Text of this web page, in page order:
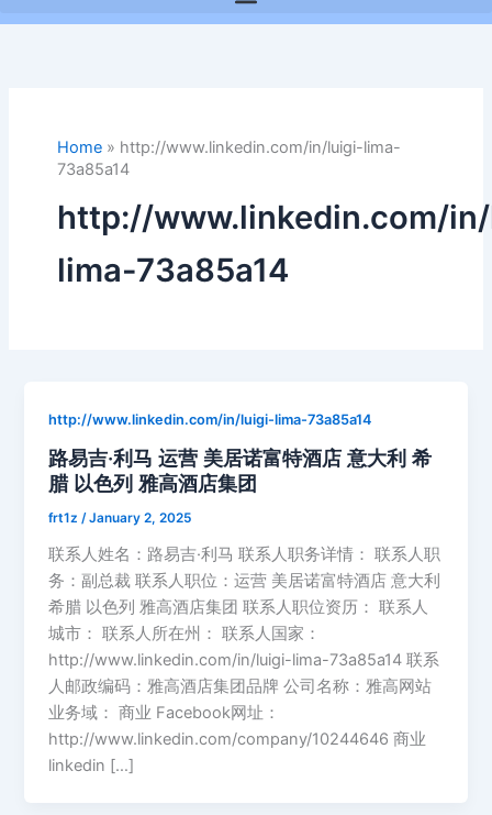
Home» http://www.linkedin.com/in/luigi-lima-
73a85a14
http://www.linkedin.com/
lima-73a85a14
http://www.linkedin.com/in/luigi-lima-73a85a14
路易吉·利马 运营 美居诺富特酒店 意大利 希
腊 以色列 雅高酒店集团
frt1z/January 2, 2025
联系人姓名：路易吉·利马 联系人职务详情： 联系人职
务：副总裁 联系人职位：运营 美居诺富特酒店 意大利
希腊 以色列 雅高酒店集团 联系人职位资历： 联系人
城市： 联系人所在州： 联系人国家：
http://www.linkedin.com/in/luigi-lima-73a85a14 联系
人邮政编码：雅高酒店集团品牌 公司名称：雅高网站
业务域： 商业 Facebook网址：
http://www.linkedin.com/company/10244646 商业
linkedin […]